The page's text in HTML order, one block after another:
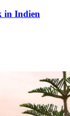
in Indien